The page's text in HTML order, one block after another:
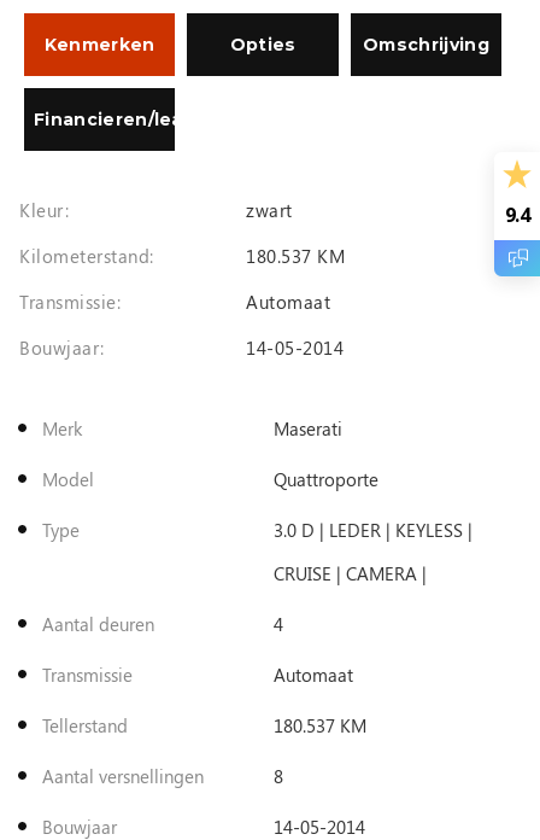
9.4
Kenmerken Opties Omschrijving
Financieren/lease
Kleur:
zwart
Kilometerstand:
180.537 KM
Transmissie:
Automaat
Bouwjaar:
14-05-2014
Merk Maserati
Model Quattroporte
Type
3.0 D | LEDER | KEYLESS |
CRUISE | CAMERA |
Aantal deuren 4
Transmissie Automaat
Tellerstand 180.537 KM
Aantal versnellingen 8
Bouwjaar 14-05-2014